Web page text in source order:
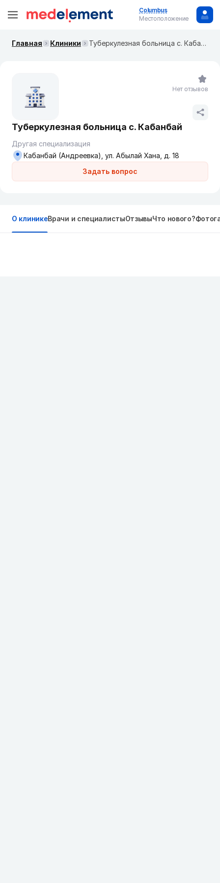
Columbus
Местоположение
Главная Клиники Туберкулезная больница с. Кабанбай
Туберкулезная больница с. Кабанбай
Другая специализация
Задать вопрос
Кабанбай (Андреевка), ул. Абылай Хана, д. 18
Нет отзывов
О клиникеВрачи и специалистыОтзывыЧто нового?